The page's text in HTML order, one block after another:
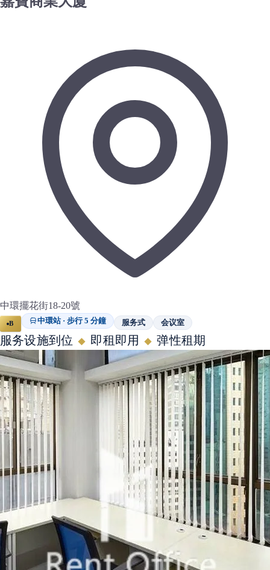
中環擺花街18-20號
B 中環站 · 步行 5 分鐘 服务式 会议室
服务设施到位 ◆ 即租即用 ◆ 弹性租期